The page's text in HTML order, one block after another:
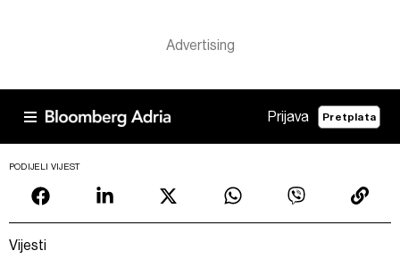
Prijava Pretplata
PODIJELI VIJEST
Vijesti